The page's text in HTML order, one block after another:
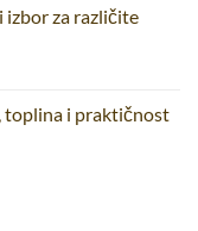
izbor za različite
toplina i praktičnost